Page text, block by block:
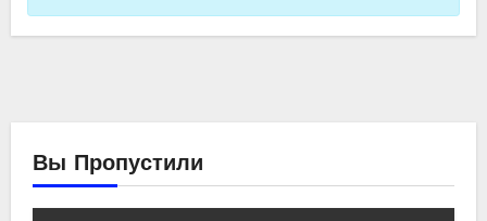
Вы Пропустили